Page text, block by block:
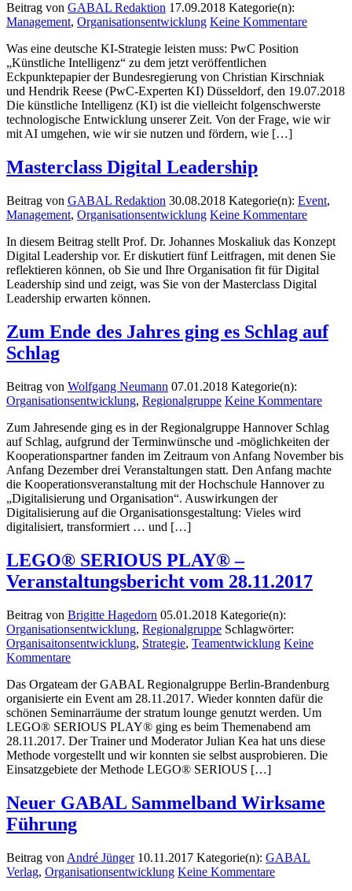
Beitrag von GABAL Redaktion 17.09.2018 Kategorie(n):
Management, Organisationsentwicklung Keine Kommentare
Was eine deutsche KI-Strategie leisten muss: PwC Position
„Künstliche Intelligenz“ zu dem jetzt veröffentlichen
Eckpunktepapier der Bundesregierung von Christian Kirschniak
und Hendrik Reese (PwC-Experten KI) Düsseldorf, den 19.07.2018
Die künstliche Intelligenz (KI) ist die vielleicht folgenschwerste
technologische Entwicklung unserer Zeit. Von der Frage, wie wir
mit AI umgehen, wie wir sie nutzen und fördern, wie […]
Masterclass Digital Leadership
Beitrag von GABAL Redaktion 30.08.2018 Kategorie(n): Event,
Management, Organisationsentwicklung Keine Kommentare
In diesem Beitrag stellt Prof. Dr. Johannes Moskaliuk das Konzept
Digital Leadership vor. Er diskutiert fünf Leitfragen, mit denen Sie
reflektieren können, ob Sie und Ihre Organisation fit für Digital
Leadership sind und zeigt, was Sie von der Masterclass Digital
Leadership erwarten können.
Zum Ende des Jahres ging es Schlag auf
Schlag
Beitrag von Wolfgang Neumann 07.01.2018 Kategorie(n):
Organisationsentwicklung, Regionalgruppe Keine Kommentare
Zum Jahresende ging es in der Regionalgruppe Hannover Schlag
auf Schlag, aufgrund der Terminwünsche und -möglichkeiten der
Kooperationspartner fanden im Zeitraum von Anfang November bis
Anfang Dezember drei Veranstaltungen statt. Den Anfang machte
die Kooperationsveranstaltung mit der Hochschule Hannover zu
„Digitalisierung und Organisation“. Auswirkungen der
Digitalisierung auf die Organisationsgestaltung: Vieles wird
digitalisiert, transformiert … und […]
LEGO® SERIOUS PLAY® –
Veranstaltungsbericht vom 28.11.2017
Beitrag von Brigitte Hagedorn 05.01.2018 Kategorie(n):
Organisationsentwicklung, Regionalgruppe Schlagwörter:
Organisaitonsentwicklung, Strategie, Teamentwicklung Keine
Kommentare
Das Orgateam der GABAL Regionalgruppe Berlin-Brandenburg
organisierte ein Event am 28.11.2017. Wieder konnten dafür die
schönen Seminarräume der stratum lounge genutzt werden. Um
LEGO® SERIOUS PLAY® ging es beim Themenabend am
28.11.2017. Der Trainer und Moderator Julian Kea hat uns diese
Methode vorgestellt und wir konnten sie selbst ausprobieren. Die
Einsatzgebiete der Methode LEGO® SERIOUS […]
Neuer GABAL Sammelband Wirksame
Führung
Beitrag von André Jünger 10.11.2017 Kategorie(n): GABAL
Verlag, Organisationsentwicklung Keine Kommentare